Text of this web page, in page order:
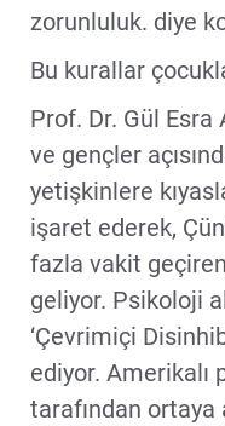
zorunluluk. diye
Bu kurallar
Prof. Dr. Gül
ve gençler
yetişkinlere
işaret ederek,
fazla vakit
geliyor. Psikoloji
‘Çevrimiçi
ediyor. Amerikalı
tarafından ortaya